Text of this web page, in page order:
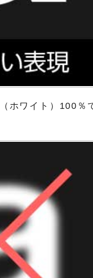
ホワイト）100％